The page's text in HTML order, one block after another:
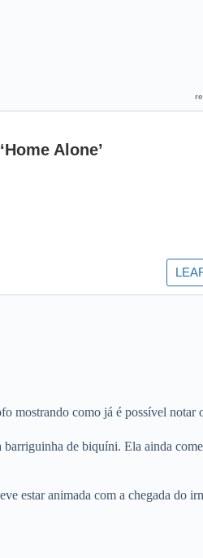
mostrando como já é possível notar
de biquíni. Ela ainda
estar animada com a chegada do